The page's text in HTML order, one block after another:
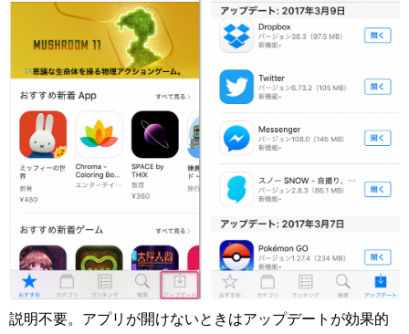
説明不要。アプリが開けないときはアップデートが効果的